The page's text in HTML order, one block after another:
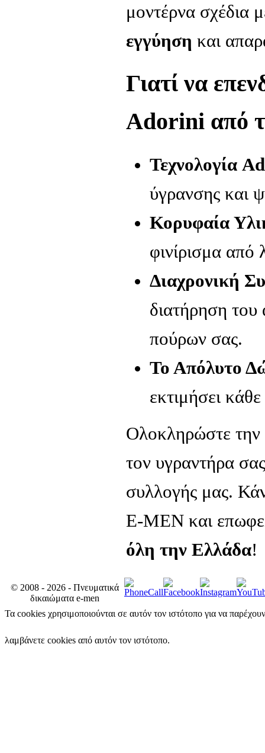
μοντέρνα σχέδια
εγγύηση και
Γιατί να
Adorini από
Τεχνολογία
ύγρανσης και
Κορυφαία
φινίρισμα
Διαχρονική
διατήρηση του
πούρων σας.
Το Απόλυτο
εκτιμήσει
Ολοκληρώστε την
τον υγραντήρα
συλλογής μας.
E-MEN και
όλη την Ελλάδα!
© 2008 - 2026 - Πνευματικά
δικαιώματα e-men
Τα cookies χρησιμοποιούνται σε αυτόν τον ιστότοπο για να
λαμβάνετε cookies από αυτόν τον ιστότοπο.